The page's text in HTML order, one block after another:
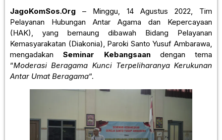
JagoKomSos.Org – Minggu, 14 Agustus 2022, Tim
Pelayanan Hubungan Antar Agama dan Kepercayaan
(HAK), yang bernaung dibawah Bidang Pelayanan
Kemasyarakatan (Diakonia), Paroki Santo Yusuf Ambarawa,
mengadakanSeminar Kebangsaandengan tema
“Moderasi Beragama Kunci Terpeliharanya Kerukunan
Antar Umat Beragama“.